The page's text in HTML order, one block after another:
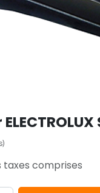
taxes comprises